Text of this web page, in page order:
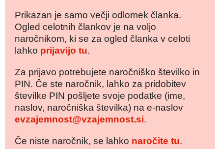
Prikazan je samo večji odlomek članka.
Ogled celotnih člankov je na voljo
naročnikom, ki se za ogled članka v celoti
lahko prijavijo tu.
Za prijavo potrebujete naročniško številko in
PIN. Če ste naročnik, lahko za pridobitev
številke PIN pošljete svoje podatke (ime,
naslov, naročniška številka) na e-naslov
evzajemnost@vzajemnost.si.
Če niste naročnik, se lahko naročite tu.